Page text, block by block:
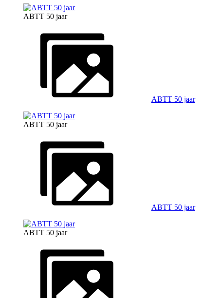
ABTT 50 jaar
ABTT 50 jaar
ABTT 50 jaar
ABTT 50 jaar
ABTT 50 jaar